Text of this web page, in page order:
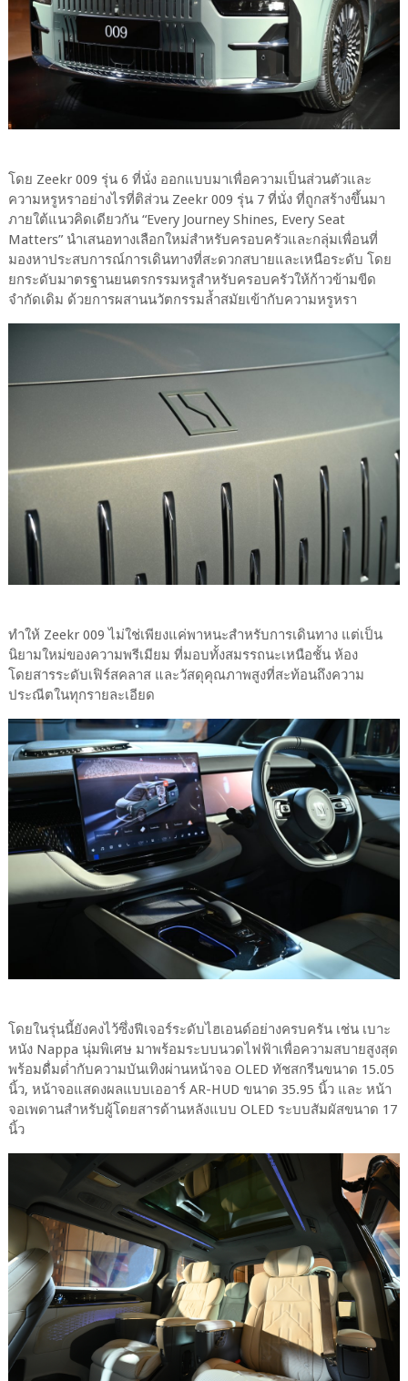
โดย Zeekr 009 รุ่น 6 ที่นั่ง ออกแบบมาเพื่อความเป็นส่วนตัวและ
ความหรูหราอย่างไรที่ติส่วน Zeekr 009 รุ่น 7 ที่นั่ง ที่ถูกสร้างขึ้นมา
ภายใต้แนวคิดเดียวกัน “Every Journey Shines, Every Seat
Matters” นำเสนอทางเลือกใหม่สำหรับครอบครัวและกลุ่มเพื่อนที่
มองหาประสบการณ์การเดินทางที่สะดวกสบายและเหนือระดับ โดย
ยกระดับมาตรฐานยนตรกรรมหรูสำหรับครอบครัวให้ก้าวข้ามขีด
จำกัดเดิม ด้วยการผสานนวัตกรรมล้ำสมัยเข้ากับความหรูหรา
ทำให้ Zeekr 009 ไม่ใช่เพียงแค่พาหนะสำหรับการเดินทาง แต่เป็น
นิยามใหม่ของความพรีเมียม ที่มอบทั้งสมรรถนะเหนือชั้น ห้อง
โดยสารระดับเฟิร์สคลาส และวัสดุคุณภาพสูงที่สะท้อนถึงความ
ประณีตในทุกรายละเอียด
โดยในรุ่นนี้ยังคงไว้ซึ่งฟีเจอร์ระดับไฮเอนด์อย่างครบครัน เช่น เบาะ
หนัง Nappa นุ่มพิเศษ มาพร้อมระบบนวดไฟฟ้าเพื่อความสบายสูงสุด
พร้อมดื่มด่ำกับความบันเทิงผ่านหน้าจอ OLED ทัชสกรีนขนาด 15.05
นิ้ว, หน้าจอแสดงผลแบบเออาร์ AR-HUD ขนาด 35.95 นิ้ว และ หน้า
จอเพดานสำหรับผู้โดยสารด้านหลังแบบ OLED ระบบสัมผัสขนาด 17
นิ้ว